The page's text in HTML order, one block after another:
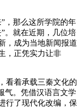
，那么这所学院的年
。就在近期，几位培
，成为当地新闻报道
，正凭实力让非
看着承载三秦文化的
气。凭借汉语言文学
行了现代化改编，保